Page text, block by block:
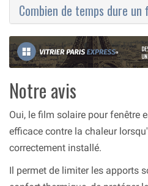
Combien de temps dure
Notre avis
Oui, le film solaire pour fenêtre
efficace contre la chaleur
correctement installé.
Il permet de limiter les apports